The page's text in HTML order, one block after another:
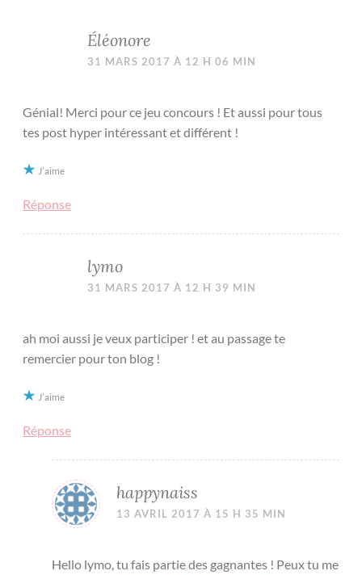
Éléonore
31 MARS 2017 À 12 H 06 MIN
Génial! Merci pour ce jeu concours ! Et aussi pour tous
tes post hyper intéressant et différent !
J’aime
Réponse
lymo
31 MARS 2017 À 12 H 39 MIN
ah moi aussi je veux participer ! et au passage te
remercier pour ton blog !
J’aime
Réponse
happynaiss
13 AVRIL 2017 À 15 H 35 MIN
Hello lymo, tu fais partie des gagnantes ! Peux tu me